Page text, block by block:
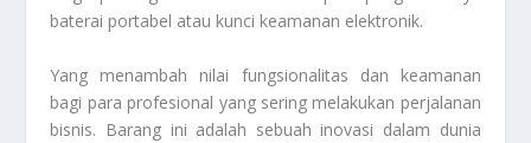
baterai portabel atau kunci keamanan elektronik.
Yang menambah nilai fungsionalitas dan keamanan
bagi para profesional yang sering melakukan perjalanan
bisnis. Barang ini adalah sebuah inovasi dalam dunia